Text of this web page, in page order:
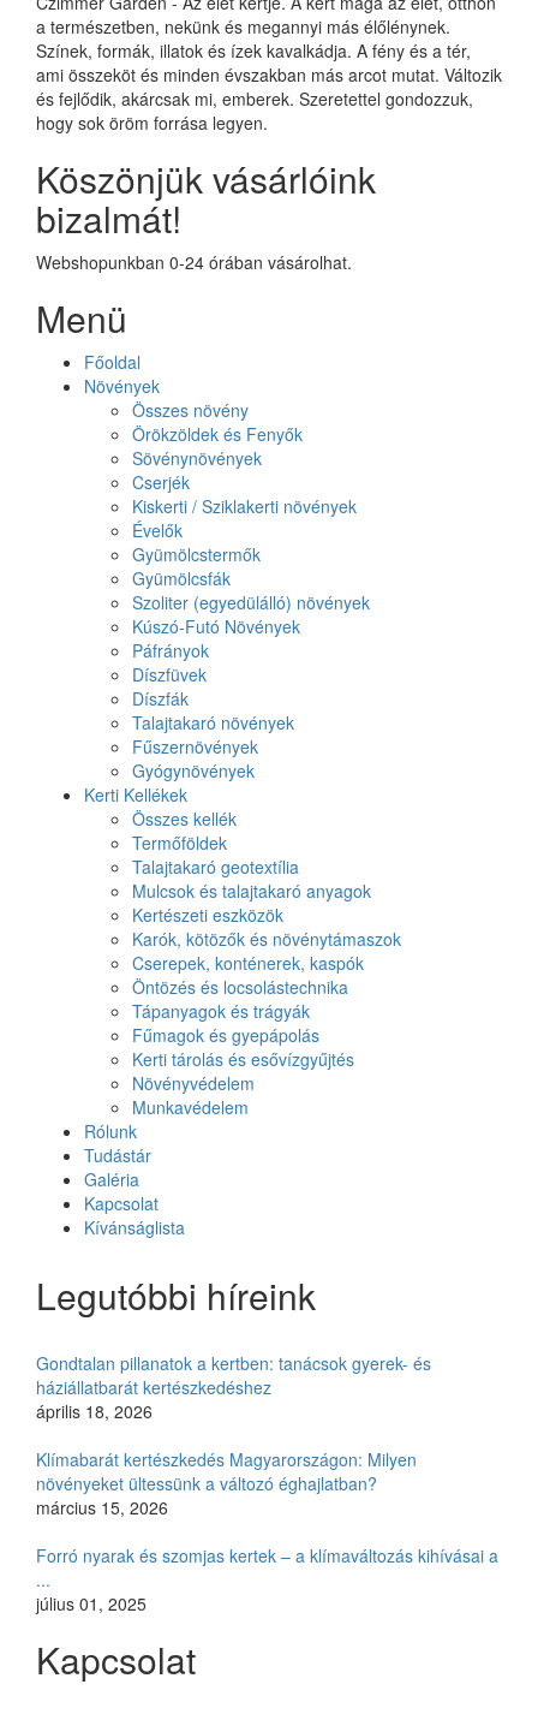
a természetben, nekünk és megannyi más élőlénynek.
Színek, formák, illatok és ízek kavalkádja. A fény és a tér,
ami összeköt és minden évszakban más arcot mutat. Változik
és fejlődik, akárcsak mi, emberek. Szeretettel gondozzuk,
hogy sok öröm forrása legyen.
Köszönjük vásárlóink
bizalmát!
Webshopunkban 0-24 órában vásárolhat.
Menü
Főoldal
Növények
Összes növény
Örökzöldek és Fenyők
Sövénynövények
Cserjék
Kiskerti / Sziklakerti növények
Évelők
Gyümölcstermők
Gyümölcsfák
Szoliter (egyedülálló) növények
Kúszó-Futó Növények
Páfrányok
Díszfüvek
Díszfák
Talajtakaró növények
Fűszernövények
Gyógynövények
Kerti Kellékek
Összes kellék
Termőföldek
Talajtakaró geotextília
Mulcsok és talajtakaró anyagok
Kertészeti eszközök
Karók, kötözők és növénytámaszok
Cserepek, konténerek, kaspók
Öntözés és locsolástechnika
Tápanyagok és trágyák
Fűmagok és gyepápolás
Kerti tárolás és esővízgyűjtés
Növényvédelem
Munkavédelem
Rólunk
Tudástár
Galéria
Kapcsolat
Kívánságlista
Legutóbbi híreink
Gondtalan pillanatok a kertben: tanácsok gyerek- és
háziállatbarát kertészkedéshez
április 18, 2026
Klímabarát kertészkedés Magyarországon: Milyen
növényeket ültessünk a változó éghajlatban?
március 15, 2026
Forró nyarak és szomjas kertek – a klímaváltozás kihívásai a
...
július 01, 2025
Kapcsolat